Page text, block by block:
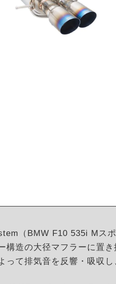
（BMW F10 535i Mス
造の大径マフラーに置
って排気音を反響・吸収